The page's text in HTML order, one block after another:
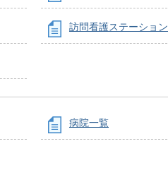
訪問看護ステーション
病院一覧